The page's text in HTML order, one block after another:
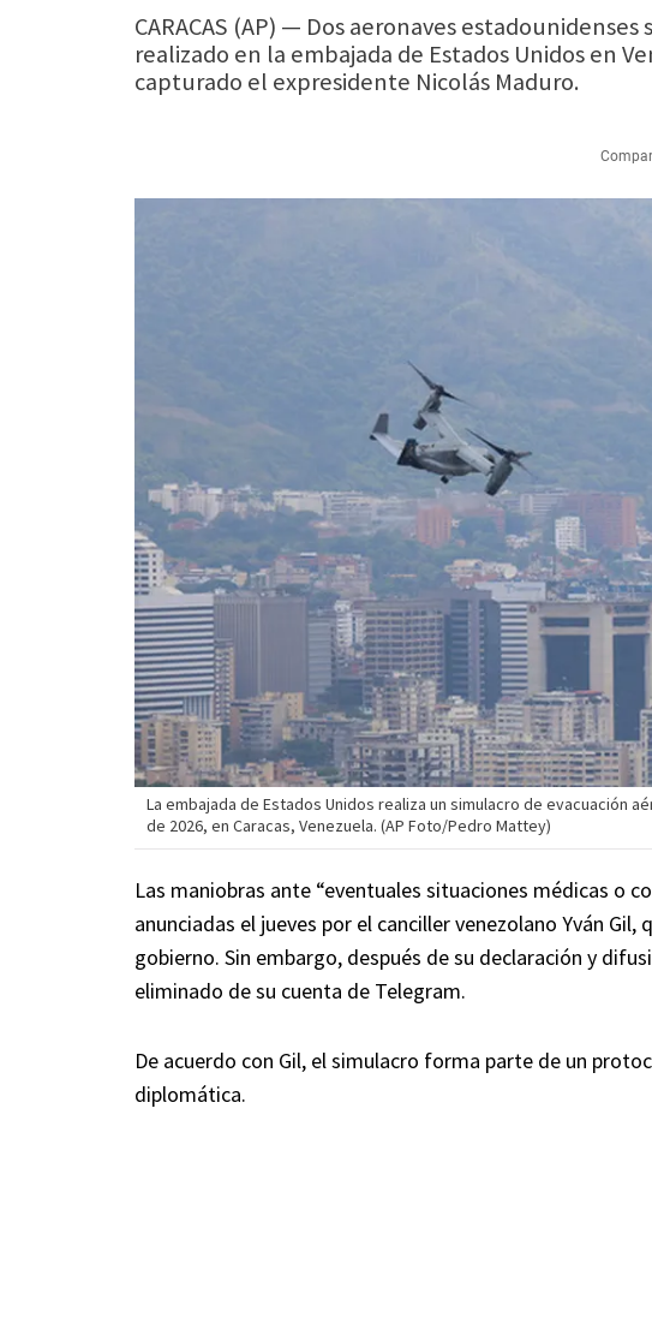
CARACAS (AP) — Dos aeronaves
realizado en la embajada de Estados Unidos en
capturado el expresidente Nicolás Maduro.
La embajada de Estados Unidos realiza un simulacro de evacuación
de 2026, en Caracas, Venezuela. (AP Foto/Pedro Mattey)
Las maniobras ante “eventuales situaciones médicas o
anunciadas el jueves por el canciller venezolano Yván
gobierno. Sin embargo, después de su declaración y
eliminado de su cuenta de Telegram.
De acuerdo con Gil, el simulacro forma parte de un
diplomática.